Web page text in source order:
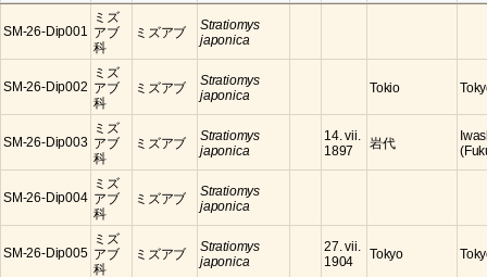
SM-26-Dip001
ミズ
アブ
科
ミズアブ
Stratiomys
japonica
SM-26-Dip002
ミズ
アブ
科
ミズアブ
Stratiomys
japonica
Tokio
SM-26-Dip003
ミズ
アブ
科
ミズアブ
Stratiomys
japonica
14. vii.
1897
岩代
SM-26-Dip004
ミズ
アブ
科
ミズアブ
Stratiomys
japonica
SM-26-Dip005
ミズ
アブ
科
ミズアブ
Stratiomys
japonica
27. vii.
1904
Tokyo